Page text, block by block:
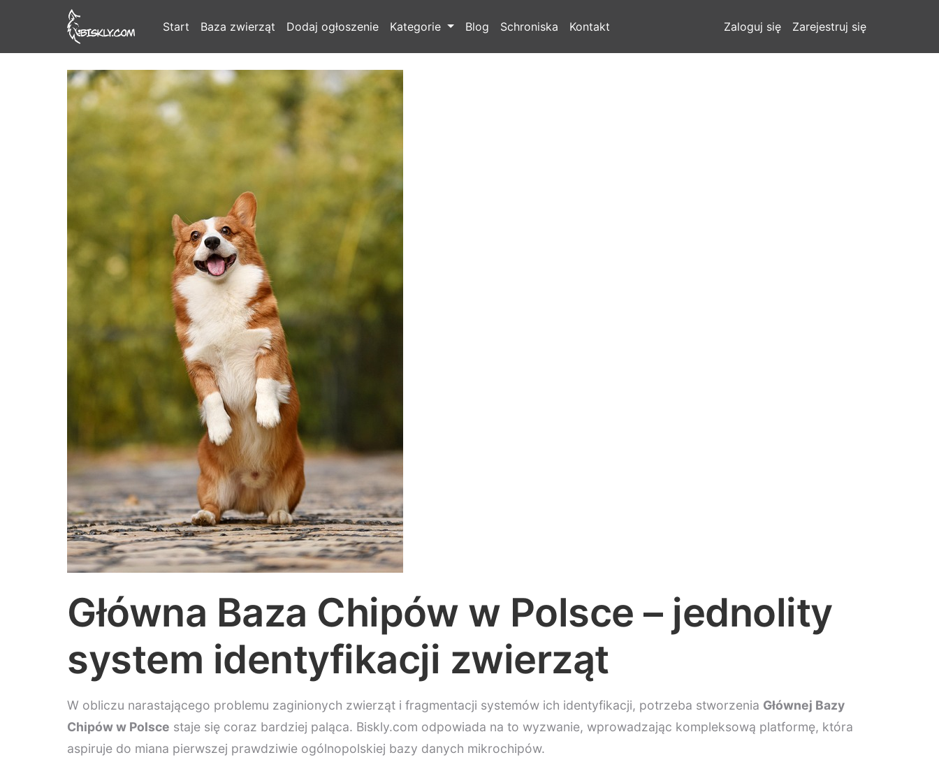
Start Baza zwierząt Dodaj ogłoszenie Kategorie Blog Schroniska Kontakt Zaloguj się Zarejestruj się
Główna Baza Chipów w Polsce – jednolity
system identyfikacji zwierząt
W obliczu narastającego problemu zaginionych zwierząt i fragmentacji systemów ich identyfikacji, potrzeba stworzenia Głównej Bazy
Chipów w Polsce staje się coraz bardziej paląca. Biskly.com odpowiada na to wyzwanie, wprowadzając kompleksową platformę, która
aspiruje do miana pierwszej prawdziwie ogólnopolskiej bazy danych mikrochipów.